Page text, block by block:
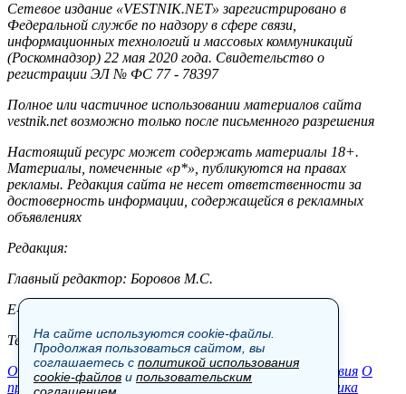
Сетевое издание «VESTNIK.NET» зарегистрировано в
Федеральной службе по надзору в сфере связи,
информационных технологий и массовых коммуникаций
(Роскомнадзор) 22 мая 2020 года. Свидетельство о
регистрации ЭЛ № ФС 77 - 78397
Полное или частичное использовании материалов сайта
vestnik.net возможно только после письменного разрешения
Настоящий ресурс может содержать материалы 18+.
Материалы, помеченные «р*», публикуются на правах
рекламы. Редакция сайта не несет ответственности за
достоверность информации, содержащейся в рекламных
объявлениях
Редакция:
Главный редактор: Боровов М.С.
E-mail: site@vestnik.net, reb.msk@yandex.ru
Тел.: +7 (921) 720-00-97
Общество Экономика Контакты В мире Происшествия О
проекте Шоу-бизнес Политика Пресс-релизы Политика
На сайте используются cookie-файлы.
Продолжая пользоваться сайтом, вы
соглашаетесь с политикой использования
cookie-файлов и пользовательским